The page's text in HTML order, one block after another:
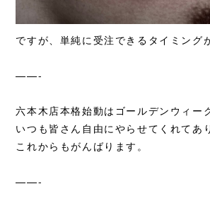
ですが、単純に受注できるタイミング
——-
六本木店本格始動はゴールデンウィー
いつも皆さん自由にやらせてくれてあ
これからもがんばります。
——-